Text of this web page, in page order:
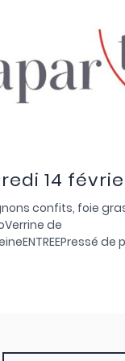
14
confits, foie
de
salade
farci au yuzu,
choux de